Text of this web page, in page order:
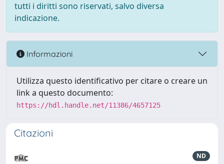
tutti i diritti sono riservati, salvo diversa
indicazione.
Informazioni
Utilizza questo identificativo per citare o creare un
link a questo documento:
https://hdl.handle.net/11386/4657125
Citazioni
ND